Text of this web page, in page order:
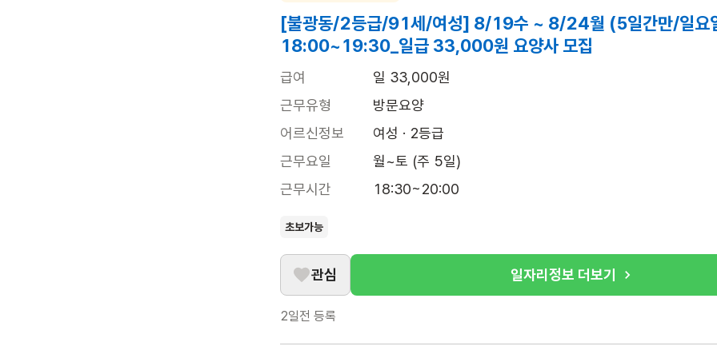
[불광동/2등급/91세/여성] 8/19수 ~ 8/24월 (5일간만/일요
18:00~19:30_일급 33,000원 요양사 모집
급여
일 33,000원
근무유형
방문요양
어르신정보
여성 · 2등급
근무요일
월~토 (주 5일)
근무시간
18:30~20:00
초보가능
관심 일자리정보 더보기
2일전 등록